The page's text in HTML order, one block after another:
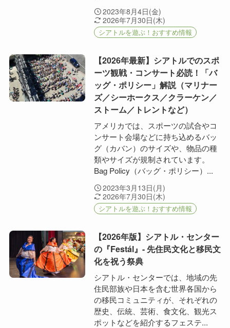
2023年8月4日(金)
2026年7月30日(木)
シアトルを遊ぶ！おすすめ情報
【2026年最新】シアトルでのスポ
ーツ観戦・コンサート必読！「バ
ッグ・ポリシー」解説（マリナー
ズ／シーホークス／クラーケン／
ストーム／トレントなど）
アメリカでは、スポーツの試合やコ
ンサート会場などに持ち込めるバッ
グ（カバン）のサイズや、物品の種
類やサイズが規制されています。
Bag Policy（バッグ・ポリシー）...
2023年3月13日(月)
2026年7月30日(木)
シアトルを遊ぶ！おすすめ情報
【2026年版】シアトル・センター
の『Festál』- 先住民文化と移民文
化を祝う祭典
シアトル・センターでは、地域の先
住民部族や日本を含む世界各国から
の移民コミュニティが、それぞれの
歴史、伝統、芸術、食文化、観光ス
ポットなどを紹介するフェステ...